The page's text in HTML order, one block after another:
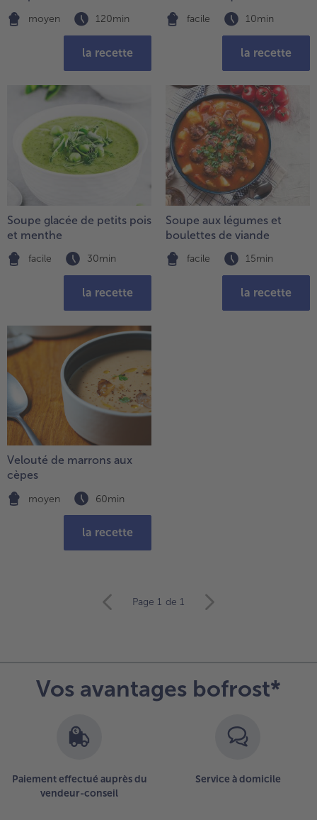
moyen 120min
la recette
facile 10min
la recette
Soupe glacée de petits pois
et menthe
facile 30min
la recette
Soupe aux légumes et
boulettes de viande
facile 15min
la recette
Velouté de marrons aux
cèpes
moyen 60min
la recette
des
articles.
liste.
Page 1 de 1
Vos avantages bofrost*
Paiement effectué auprès du
vendeur-conseil
Service à domicile